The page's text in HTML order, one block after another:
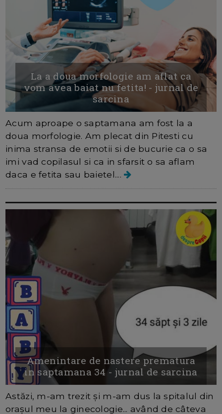
La a doua morfologie am aflat ca
vom avea baiat nu fetita! - jurnal de
sarcina
Acum aproape o saptamana am fost la a
doua morfologie. Am plecat din Pitesti cu
inima stransa de emotii si de bucurie ca o sa
imi vad copilasul si ca in sfarsit o sa aflam
daca e fetita sau baietel....
Amenintare de nastere prematura
in saptamana 34 - jurnal de sarcina
Astăzi, m-am trezit și m-am dus la spitalul din
orașul meu la ginecologie... având de câteva